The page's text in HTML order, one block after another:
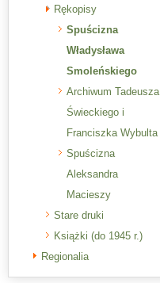
Rękopisy
Spuścizna
Władysława
Smoleńskiego
Archiwum Tadeusza
Świeckiego i
Franciszka Wybulta
Spuścizna
Aleksandra
Macieszy
Stare druki
Książki (do 1945 r.)
Regionalia